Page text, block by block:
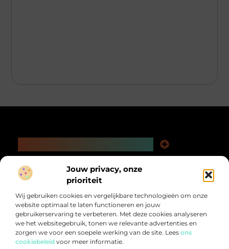
Jouw privacy, onze
prioriteit
Wij gebruiken cookies en vergelijkbare technologieën om onze
website optimaal te laten functioneren en jouw
gebruikerservaring te verbeteren. Met deze cookies analyseren
we het websitegebruik, tonen we relevante advertenties en
zorgen we voor een soepele werking van de site. Lees ons
cookiebeleid voor meer informatie.
@2025 All Right Reserved.
Design by
Bericht categorie